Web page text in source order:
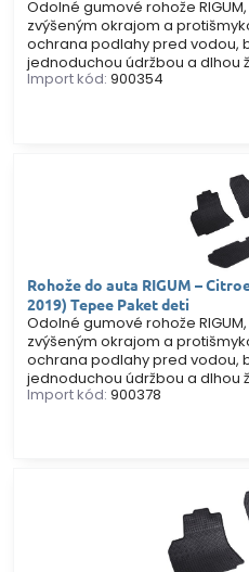
Odolné gumové rohože
zvýšeným okrajom a
ochrana podlahy pred vodou,
jednoduchou údržbou a dlhou
Import kód: 900354
Rohože do auta RIGUM –
2019) Tepee Paket deti
Odolné gumové rohože
zvýšeným okrajom a
ochrana podlahy pred vodou,
jednoduchou údržbou a dlhou
Import kód: 900378